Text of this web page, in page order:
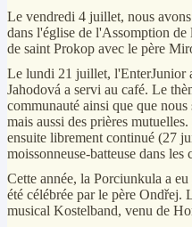
Le vendredi 4 juillet, nous
dans l'église de l'Assomption
de saint Prokop avec le père
Le lundi 21 juillet, l'EnterJunior
Jahodová a servi au café. Le
communauté ainsi que que
mais aussi des prières
ensuite librement continué (27
moissonneuse-batteuse dans les
Cette année, la Porciunkula a
été célébrée par le père
musical Kostelband, venu de